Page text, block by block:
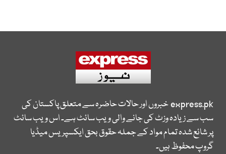
express.pkخبروں اور حالات حاضرہ سے متعلق پاکستان کی
سب سے زیادہ وزٹ کی جانے والی ویب سائٹ ہے۔ اس ویب سائٹ
پر شائع شدہ تمام مواد کے جملہ حقوق بحق ایکسپریس میڈیا
گروپ محفوظ ہیں۔